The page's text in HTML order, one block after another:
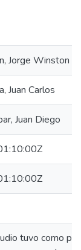
Jorge Winston
Juan Carlos
Juan Diego
tuvo como